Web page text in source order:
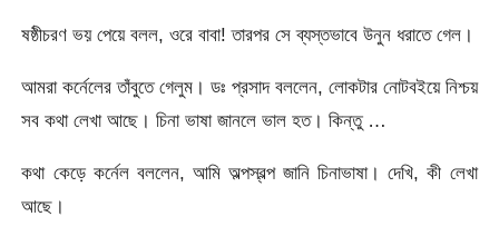
ষষ্ঠীচরণ ভয় পেয়ে বলল, ওরে বাবা! তারপর সে ব্যস্তভাবে উনুন ধরাতে গেল।
আমরা কর্নেলের তাঁবুতে গেলুম। ডঃ প্রসাদ বললেন, লোকটার নোটবইয়ে নিশ্চয়
সব কথা লেখা আছে। চিনা ভাষা জানলে ভাল হত। কিন্তু …
কথা কেড়ে কর্নেল বললেন, আমি অল্পস্বল্প জানি চিনাভাষা। দেখি, কী লেখা
আছে।